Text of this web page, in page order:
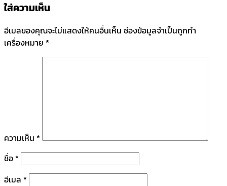
ใส่ความเห็น
อีเมลของคุณจะไม่แสดงให้คนอื่นเห็น ช่องข้อมูลจำเป็นถูกทำ
เครื่องหมาย *
ความเห็น *
ชื่อ *
อีเมล *